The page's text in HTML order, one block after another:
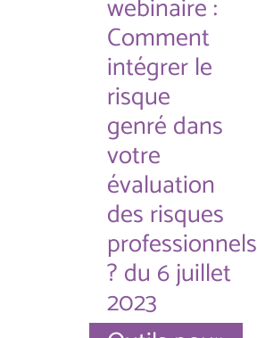
webinaire :
Comment
intégrer le
risque
genré dans
votre
évaluation
des risques
professionnels
? du 6 juillet
2023